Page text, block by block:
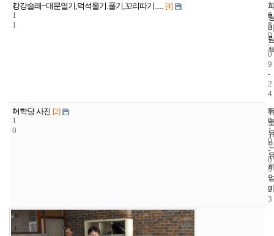
1
1
1
강강술래~대문열기,덕석몰기.풀기,꼬리따기..... [4]
1
0
8
2
0
1
0
-
0
9
-
2
4
1
1
0
어학당 사진 [2]
9
0
2
0
1
0
-
0
9
-
2
3